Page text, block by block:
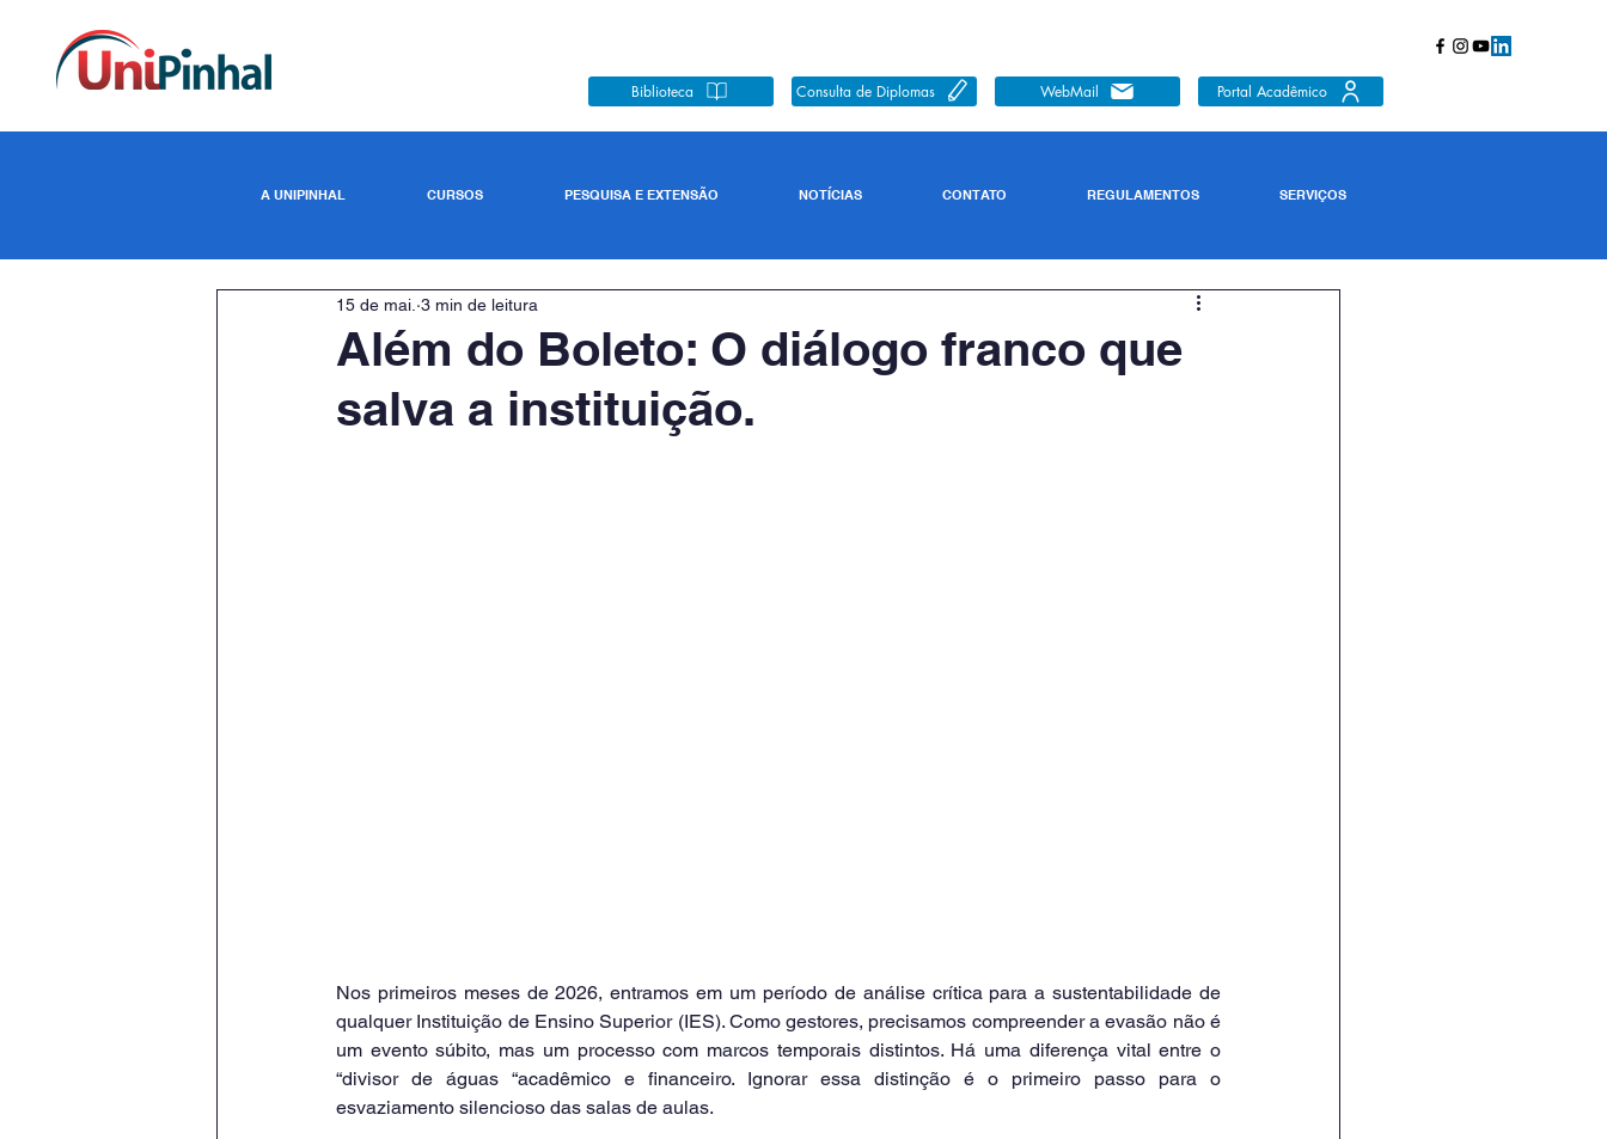
Biblioteca Consulta de Diplomas WebMail Portal Acadêmico
A UNIPINHAL CURSOS PESQUISA E EXTENSÃO NOTÍCIAS CONTATO REGULAMENTOS SERVIÇOS
Além do Boleto: O diálogo franco que
salva a instituição.
15 de mai. 3 min de leitura
Nos primeiros meses de 2026, entramos em um período de análise crítica para a sustentabilidade de
qualquer Instituição de Ensino Superior (IES). Como gestores, precisamos compreender a evasão não é
um evento súbito, mas um processo com marcos temporais distintos. Há uma diferença vital entre o
“divisor de águas “acadêmico e financeiro. Ignorar essa distinção é o primeiro passo para o
esvaziamento silencioso das salas de aulas.